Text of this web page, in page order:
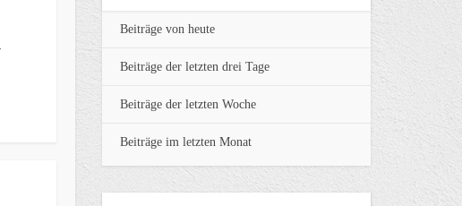
Beiträge von heute
Beiträge der letzten drei Tage
Beiträge der letzten Woche
Beiträge im letzten Monat